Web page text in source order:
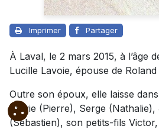
Imprimer Partager
À Laval, le 2 mars 2015, à l’âge
Lucille Lavoie, épouse de Roland
Outre son époux, elle laisse
Sylvie (Pierre), Serge
(Sébastien), son petits-fils